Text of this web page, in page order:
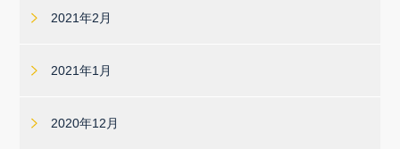
2021年2月
2021年1月
2020年12月